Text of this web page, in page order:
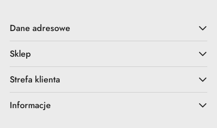
Dane adresowe
Sklep
Strefa klienta
Informacje